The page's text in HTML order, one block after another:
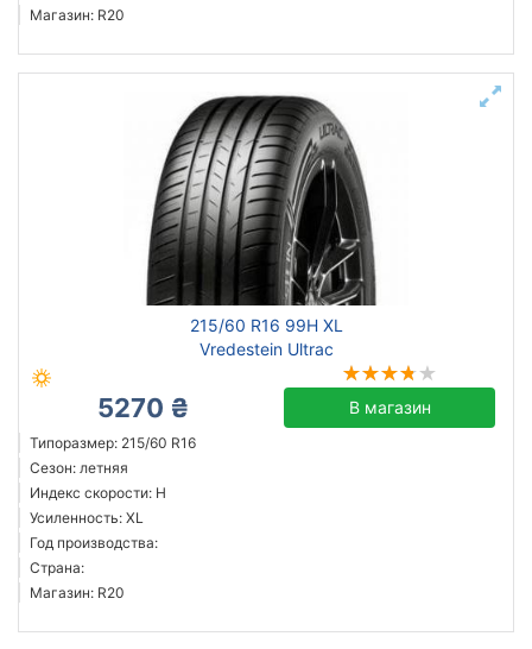
Магазин: R20
215/60 R16 99H XL
Vredestein Ultrac
5270 ₴ В магазин
Типоразмер: 215/60 R16
Сезон: летняя
Индекс скорости: H
Усиленность: XL
Год производства:
Страна:
Магазин: R20